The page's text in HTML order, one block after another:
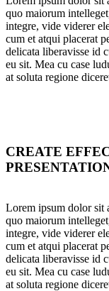
quo maiorum
integre, vide viderer
cum et atqui placerat
delicata liberavisse id
eu sit. Mea cu case
at soluta regione
CREATE
Lorem ipsum dolor sit
quo maiorum
integre, vide viderer
cum et atqui placerat
delicata liberavisse id
eu sit. Mea cu case
at soluta regione